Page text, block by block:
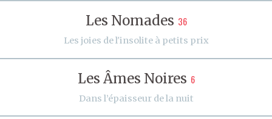
Les Nomades 36
Les joies de l'insolite à petits prix
Les Âmes Noires 6
Dans l’épaisseur de la nuit